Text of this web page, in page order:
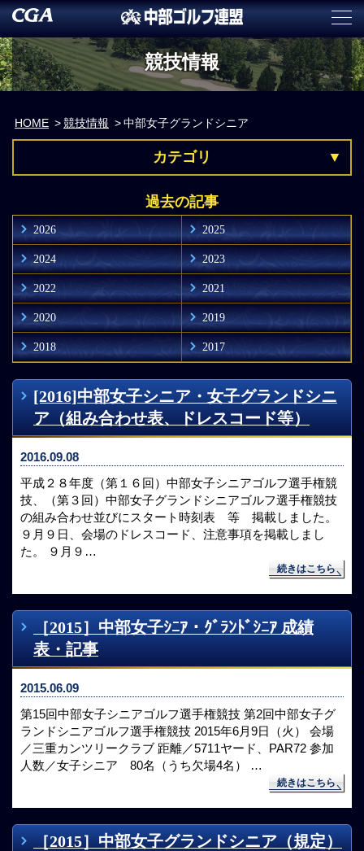
競技情報
HOME 競技情報 中部女子グランドシニア
カテゴリ
過去の記事
2026 2025
2024 2023
2022 2021
2020 2019
2018 2017
[2016]中部女子シニア・女子グランドシニ
ア（組み合わせ表、ドレスコード等）
2016.09.08
平成２８年度（第１６回）中部女子シニアゴルフ選手権競
技、（第３回）中部女子グランドシニアゴルフ選手権競技
の組み合わせ並びにスタート時刻表 等 掲載しました。
９月９日、会場のドレスコード、注意事項を掲載しまし
た。 ９月９…
続きはこちら
［2015］中部女子ｼﾆｱ・ｸﾞﾗﾝﾄﾞｼﾆｱ 成績
表・記事
2015.06.09
第15回中部女子シニアゴルフ選手権競技 第2回中部女子グ
ランドシニアゴルフ選手権競技 2015年6月9日（火） 会場
／三重カンツリークラブ 距離／5711ヤード、PAR72 参加
人数／女子シニア 80名（うち欠場4名） …
続きはこちら
［2015］中部女子グランドシニア（規定）